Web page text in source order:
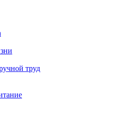
труд